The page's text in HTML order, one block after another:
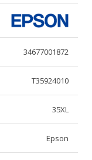
34677001872
T35924010
35XL
Epson